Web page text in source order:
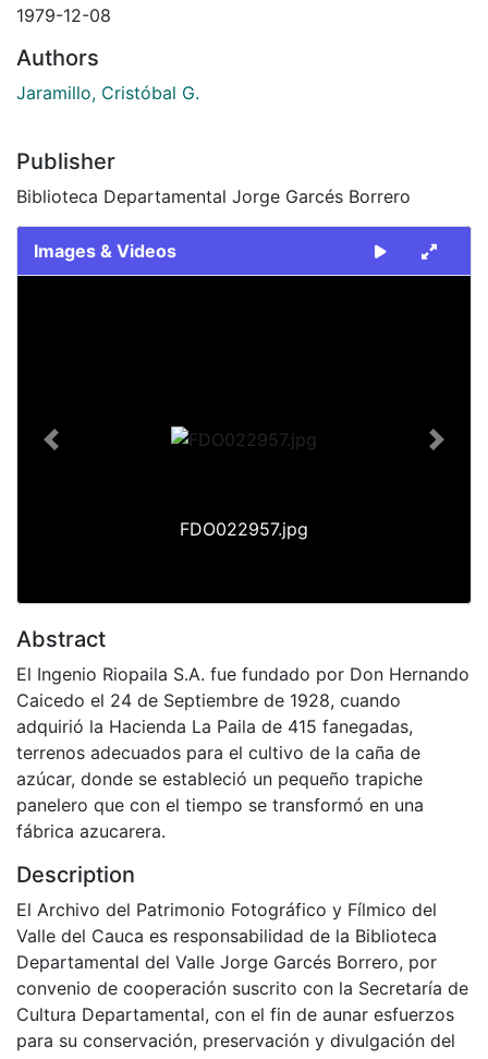
1979-12-08
Authors
Jaramillo, Cristóbal G.
Publisher
Biblioteca Departamental Jorge Garcés Borrero
Images & Videos
FDO022957.jpg
Previous Next
Abstract
El Ingenio Riopaila S.A. fue fundado por Don Hernando
Caicedo el 24 de Septiembre de 1928, cuando
adquirió la Hacienda La Paila de 415 fanegadas,
terrenos adecuados para el cultivo de la caña de
azúcar, donde se estableció un pequeño trapiche
panelero que con el tiempo se transformó en una
fábrica azucarera.
Description
El Archivo del Patrimonio Fotográfico y Fílmico del
Valle del Cauca es responsabilidad de la Biblioteca
Departamental del Valle Jorge Garcés Borrero, por
convenio de cooperación suscrito con la Secretaría de
Cultura Departamental, con el fin de aunar esfuerzos
para su conservación, preservación y divulgación del